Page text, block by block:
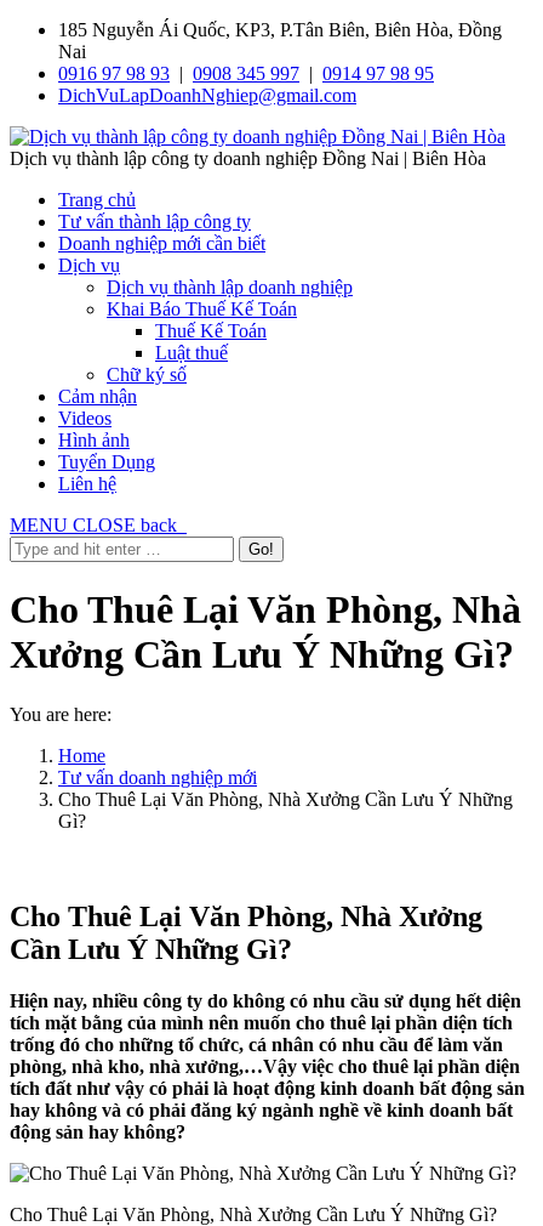
185 Nguyễn Ái Quốc, KP3, P.Tân Biên, Biên Hòa, Đồng
Nai
0916 97 98 93 | 0908 345 997 | 0914 97 98 95
DichVuLapDoanhNghiep@gmail.com
Dịch vụ thành lập công ty doanh nghiệp Đồng Nai | Biên Hòa
Trang chủ
Tư vấn thành lập công ty
Doanh nghiệp mới cần biết
Dịch vụ
Dịch vụ thành lập doanh nghiệp
Khai Báo Thuế Kế Toán
Thuế Kế Toán
Luật thuế
Chữ ký số
Cảm nhận
Videos
Hình ảnh
Tuyển Dụng
Liên hệ
MENU CLOSE back
Cho Thuê Lại Văn Phòng, Nhà
Xưởng Cần Lưu Ý Những Gì?
You are here:
Home
Tư vấn doanh nghiệp mới
Cho Thuê Lại Văn Phòng, Nhà Xưởng Cần Lưu Ý Những
Gì?
Cho Thuê Lại Văn Phòng, Nhà Xưởng
Cần Lưu Ý Những Gì?
Hiện nay, nhiều công ty do không có nhu cầu sử dụng hết diện
tích mặt bằng của mình nên muốn cho thuê lại phần diện tích
trống đó cho những tổ chức, cá nhân có nhu cầu để làm văn
phòng, nhà kho, nhà xưởng,…Vậy việc cho thuê lại phần diện
tích đất như vậy có phải là hoạt động kinh doanh bất động sản
hay không và có phải đăng ký ngành nghề về kinh doanh bất
động sản hay không?
Cho Thuê Lại Văn Phòng, Nhà Xưởng Cần Lưu Ý Những Gì?